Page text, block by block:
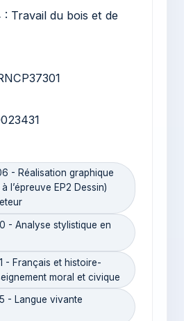
: Travail du bois et de
- Réalisation graphique
l’épreuve EP2 Dessin)
- Analyse stylistique en
- Français et histoire-
moral et civique
- Langue vivante